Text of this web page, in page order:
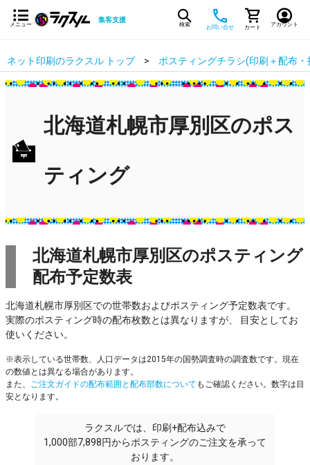
メニュー
集客支援
検索 お問い合せ カート アカウント
ネット印刷のラクスル トップ ポスティングチラシ(印刷＋配布・
北海道札幌市厚別区のポス
ティング
北海道札幌市厚別区のポスティング
配布予定数表
北海道札幌市厚別区での世帯数およびポスティング予定数表です。
実際のポスティング時の配布枚数とは異なりますが、 目安としてお
使いください。
※表示している世帯数、人口データは2015年の国勢調査時の調査数です。現在
の数値とは異なる場合があります。
また、 ご注文ガイドの配布範囲と配布部数について もご確認ください。数字は目
安となります。
ラクスルでは、印刷+配布込みで
1,000部7,898円からポスティングのご注文を承って
おります。